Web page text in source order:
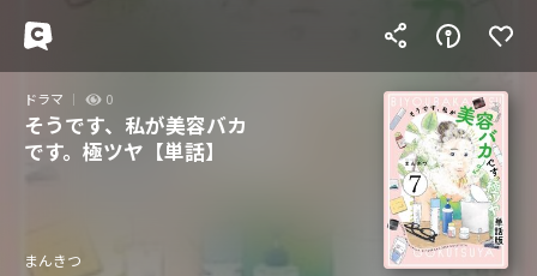
ドラマ 0
そうです、私が美容バカ
です。極ツヤ【単話】
まんきつ